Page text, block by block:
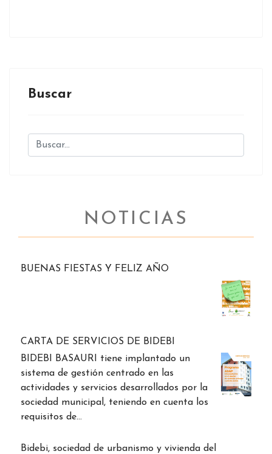
Buscar
NOTICIAS
BUENAS FIESTAS Y FELIZ AÑO
CARTA DE SERVICIOS DE BIDEBI
BIDEBI BASAURI tiene implantado un
sistema de gestión centrado en las
actividades y servicios desarrollados por la
sociedad municipal, teniendo en cuenta los
requisitos de…
Bidebi, sociedad de urbanismo y vivienda del